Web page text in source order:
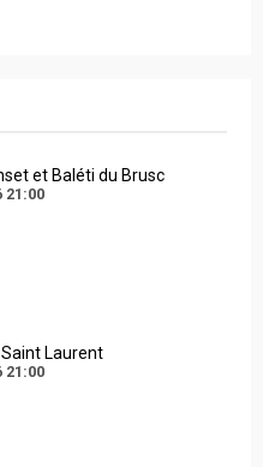
et Baléti du Brusc
21:00
Laurent
21:00